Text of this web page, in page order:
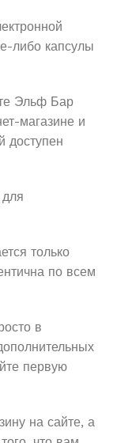
либо капсулы
Эльф Бар
магазине и
доступен
только
по всем
в
первую
на сайте, а